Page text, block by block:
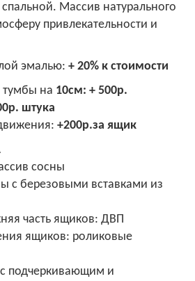
Массив натурального
привлекательности и
эмалью: + 20% к стоимости
тумбы на 10см: + 500р.
штука
+200р.за ящик
сосны
с березовыми вставками из
часть ящиков: ДВП
ящиков: роликовые
с подчеркивающим и